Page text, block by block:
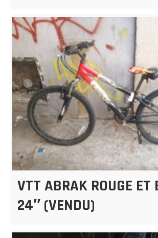
VTT ABRAK ROUGE ET
24″ (VENDU)